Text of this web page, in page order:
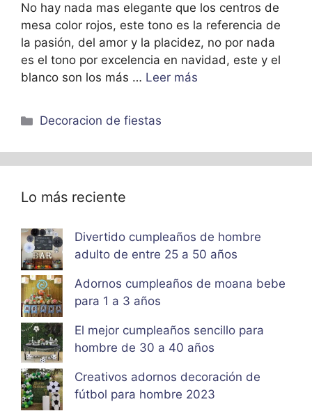
No hay nada mas elegante que los centros de
mesa color rojos, este tono es la referencia de
la pasión, del amor y la placidez, no por nada
es el tono por excelencia en navidad, este y el
blanco son los más … Leer más
Categorías
Decoracion de fiestas
Lo más reciente
Divertido cumpleaños de hombre
adulto de entre 25 a 50 años
Adornos cumpleaños de moana bebe
para 1 a 3 años
El mejor cumpleaños sencillo para
hombre de 30 a 40 años
Creativos adornos decoración de
fútbol para hombre 2023